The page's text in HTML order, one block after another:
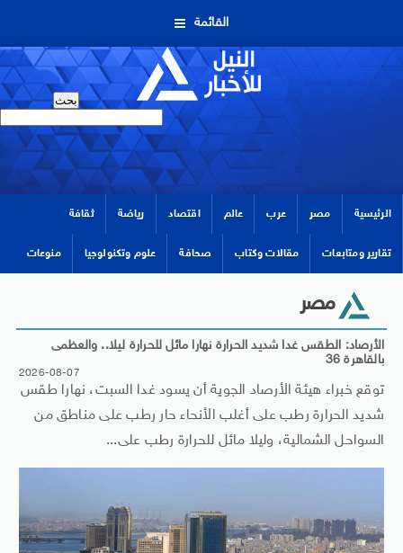
القائمة
الرئيسية مصر عرب عالم اقتصاد رياضة ثقافة
تقارير ومتابعات مقالات وكتاب صحافة علوم وتكنولوجيا منوعات
مصر
الأرصاد: الطقس غدا شديد الحرارة نهارا مائل للحرارة ليلا.. والعظمى
بالقاهرة 36
2026-08-07
توقع خبراء هيئة الأرصاد الجوية أن يسود غدا السبت، نهارا طقس
شديد الحرارة رطب على أغلب الأنحاء حار رطب على مناطق من
السواحل الشمالية، وليلا مائل للحرارة رطب على...